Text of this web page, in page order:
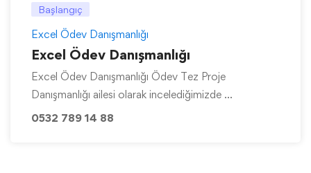
Başlangıç
Excel Ödev Danışmanlığı
Excel Ödev Danışmanlığı
Excel Ödev Danışmanlığı Ödev Tez Proje
Danışmanlığı ailesi olarak incelediğimizde …
0532 789 14 88